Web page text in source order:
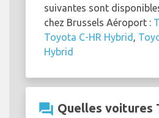
suivantes sont
chez Brussels Aéroport :
Toyota C-HR Hybrid ,
Hybrid
question_answer Quelles voitures